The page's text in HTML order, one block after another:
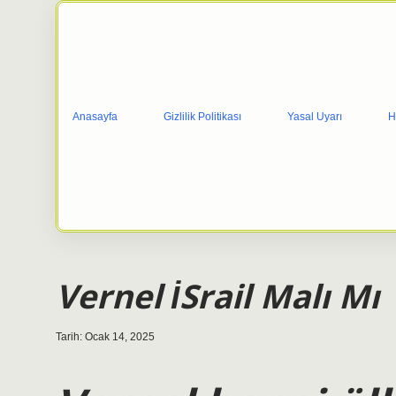
Anasayfa Gizlilik Politikası Yasal Uyarı
Vernel İSrail Malı Mı
Tarih: Ocak 14, 2025